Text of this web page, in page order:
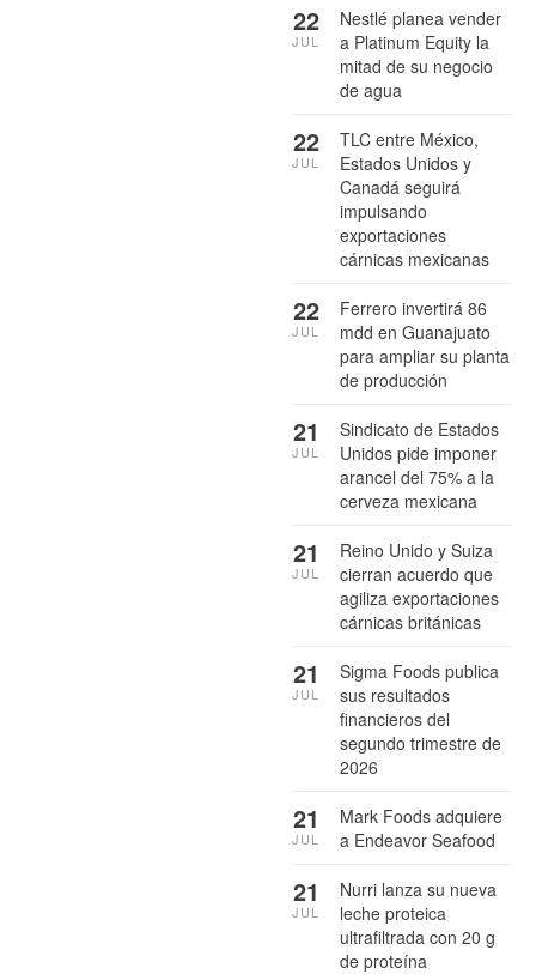
Nestlé planea vender
a Platinum Equity la
mitad de su negocio
de agua
22
JUL
TLC entre México,
Estados Unidos y
Canadá seguirá
impulsando
exportaciones
cárnicas mexicanas
22
JUL
Ferrero invertirá 86
mdd en Guanajuato
para ampliar su planta
de producción
22
JUL
Sindicato de Estados
Unidos pide imponer
arancel del 75% a la
cerveza mexicana
21
JUL
Reino Unido y Suiza
cierran acuerdo que
agiliza exportaciones
cárnicas británicas
21
JUL
Sigma Foods publica
sus resultados
financieros del
segundo trimestre de
2026
21
JUL
Mark Foods adquiere
a Endeavor Seafood
21
JUL
Nurri lanza su nueva
leche proteica
ultrafiltrada con 20 g
de proteína
21
JUL